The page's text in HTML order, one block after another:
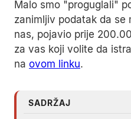
Malo smo "proguglali"
zanimljiv podatak da se
nas, pojavio prije
za vas koji volite da
na ovom linku.
SADRŽAJ